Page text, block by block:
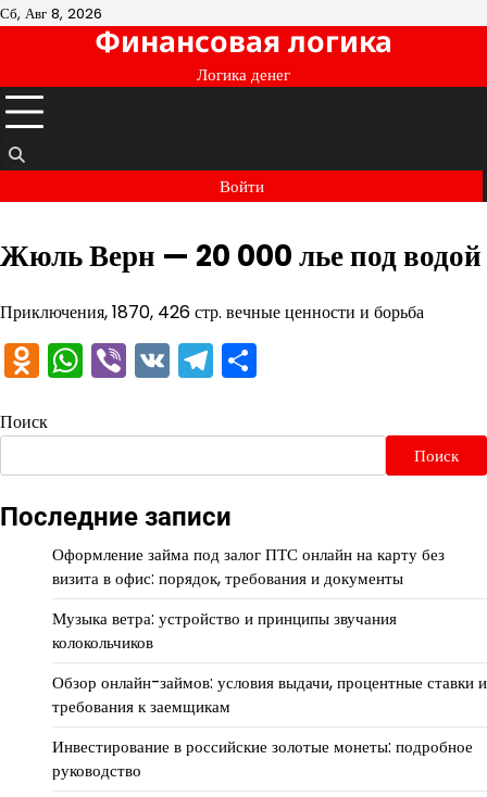
Перейти
Сб, Авг 8, 2026
Финансовая логика
Логика денег
Войти
Жюль Верн — 20 000 лье под водой
Приключения, 1870, 426 стр. вечные ценности и борьба
Odnoklassniki
WhatsApp
Viber
VKTelegram
Поиск
Поиск
Последние записи
Оформление займа под залог ПТС онлайн на карту без
визита в офис: порядок, требования и документы
Музыка ветра: устройство и принципы звучания
колокольчиков
Обзор онлайн-займов: условия выдачи, процентные ставки и
требования к заемщикам
Инвестирование в российские золотые монеты: подробное
руководство